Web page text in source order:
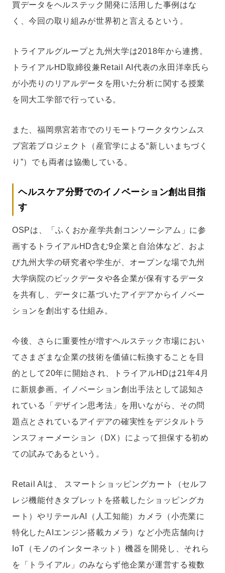
買データをヘルステック開発に活用した事例はな
く、今回の取り組みが世界初と言えるという。
トライアルグループと九州大学は2018年から連携。
トライアルHD取締役兼Retail AI代表の永田洋幸氏ら
が小売りのリアルデータを用いた分析に関する授業
を同大工学部で行っている。
また、福岡県宮若市でのリモートワークタウンムス
ブ宮若プロジェクト（産官学による“新しいまちづく
り”）でも両者は協働している。
ヘルスケア分野でのイノベーション創出目指
す
OSPは、「ふくおか産学共創コンソーシアム」に参
画するトライアルHD含む9企業と自治体など、およ
び九州大学の研究者や学生が、オープンな場で九州
大学病院のビックデータや各企業が保有するデータ
を共有し、データに基づいたアイデアからイノベー
ションを創出する仕組み。
今後、さらに重要性が増すヘルステック市場におい
てさまざまな企業の技術を価値に転換することを目
的として20年に開始され、トライアルHDは21年4月
に新規参画。イノベーション創出手法として認知さ
れている「デザイン思考法」を用いながら、その問
題点とされているアイデアの確実性をデジタルトラ
ンスフォーメーション（DX）によって担保する初め
ての試みであるという。
Retail AIは、 スマートショッピングカート（セルフ
レジ機能付きタブレットを搭載したショッピングカ
ート）やリテールAI（人工知能）カメラ（小売業に
特化したAIエンジン搭載カメラ）など小売店舗向け
IoT（モノのインターネット）機器を開発し、それら
を「トライアル」のみならず他企業が運営する複数